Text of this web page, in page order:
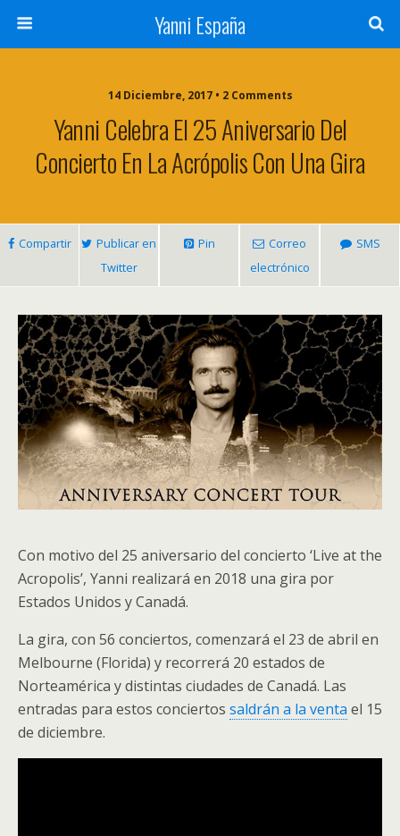
Yanni España
14 Diciembre, 2017 • 2 Comments
Yanni Celebra El 25 Aniversario Del
Concierto En La Acrópolis Con Una Gira
Compartir
Publicar en
Twitter
Pin
Correo
electrónico
SMS
Con motivo del 25 aniversario del concierto ‘Live at the
Acropolis’, Yanni realizará en 2018 una gira por
Estados Unidos y Canadá.
La gira, con 56 conciertos, comenzará el 23 de abril en
Melbourne (Florida) y recorrerá 20 estados de
Norteamérica y distintas ciudades de Canadá. Las
entradas para estos conciertos saldrán a la venta el 15
de diciembre.